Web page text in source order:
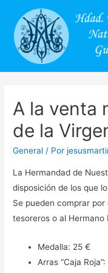
A la venta
de la
General / Por
La Hermandad de
disposición de los que
Se pueden comprar
tesoreros o al Hermano
Medalla: 25 €
Arras “Caja